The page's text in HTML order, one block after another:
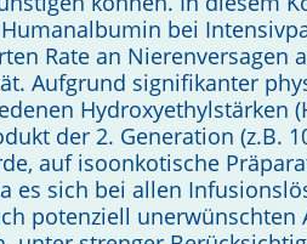
bei
Rate an Nierenversagen
Aufgrund signifikanter
Hydroxyethylstärken
der 2. Generation (z.B.
auf isoonkotische
es sich bei allen
potenziell